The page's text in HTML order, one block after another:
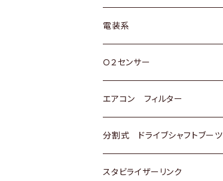
日野
三菱
スバル
マツダ
三菱
スバル
日産
ダイハツ
マツダ
三菱
スバル
スズキ
ダイハツ
三菱
スバル
トヨタ
ホンダ
スズキ
日産
いすゞ
電装系
Ｏ２センサー
トヨタ
ホンダ
スズキ
エアコン フィルター
トヨタ
ホンダ
分割式 ドライブシャフトブーツ
トヨタ
スタビライザーリンク